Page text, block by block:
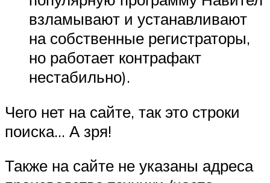
взламывают и устанавливают
на собственные регистраторы,
но работает контрафакт
нестабильно).
Чего нет на сайте, так это строки
поиска… А зря!
Также на сайте не указаны адреса